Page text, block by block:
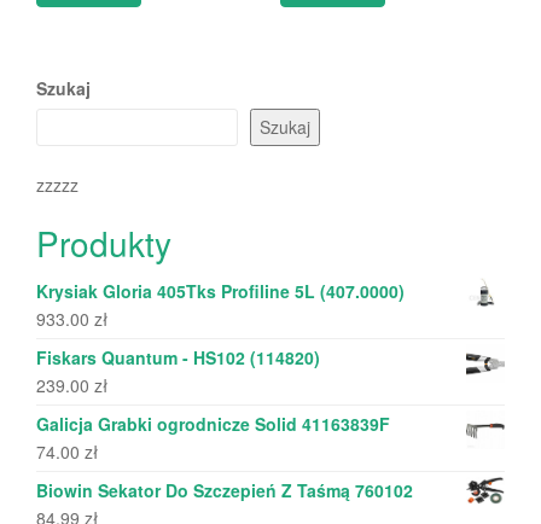
Szukaj
Szukaj
zzzzz
Produkty
Krysiak Gloria 405Tks Profiline 5L (407.0000)
933.00 zł
Fiskars Quantum - HS102 (114820)
239.00 zł
Galicja Grabki ogrodnicze Solid 41163839F
74.00 zł
Biowin Sekator Do Szczepień Z Taśmą 760102
84.99 zł